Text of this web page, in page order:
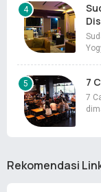
7
7
Rekomendasi